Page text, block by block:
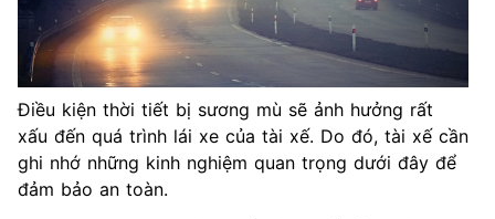
Điều kiện thời tiết bị sương mù sẽ ảnh hưởng rất
xấu đến quá trình lái xe của tài xế. Do đó, tài xế cần
ghi nhớ những kinh nghiệm quan trọng dưới đây để
đảm bảo an toàn.